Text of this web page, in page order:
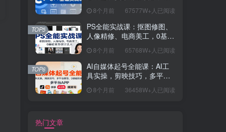
薪15K+岗位
8个月前 67577W+人已阅读
PS全能实战课：抠图修图、
人像精修、电商美工，0基础
8个月前 65768W+人已阅读
TOP5
AI自媒体起号全能课：AI工
具实操，剪映技巧，多平台
8个月前 36458W+人已阅读
TOP6
热门文章